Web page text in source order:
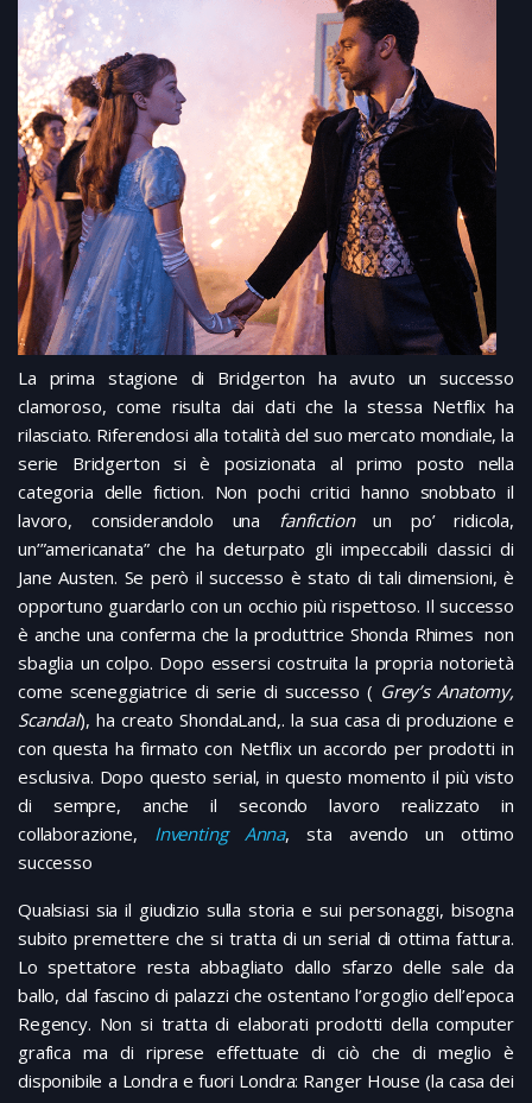
La prima stagione di Bridgerton ha avuto un successo
clamoroso, come risulta dai dati che la stessa Netflix ha
rilasciato. Riferendosi alla totalità del suo mercato mondiale, la
serie Bridgerton si è posizionata al primo posto nella
categoria delle fiction. Non pochi critici hanno snobbato il
lavoro, considerandolo una fanfictionun po’ ridicola,
un’”americanata” che ha deturpato gli impeccabili classici di
Jane Austen. Se però il successo è stato di tali dimensioni, è
opportuno guardarlo con un occhio più rispettoso. Il successo
è anche una conferma che la produttrice Shonda Rhimes non
sbaglia un colpo. Dopo essersi costruita la propria notorietà
come sceneggiatrice di serie di successo ( Grey’s Anatomy,
Scandal), ha creato ShondaLand,. la sua casa di produzione e
con questa ha firmato con Netflix un accordo per prodotti in
esclusiva. Dopo questo serial, in questo momento il più visto
di sempre, anche il secondo lavoro realizzato in
collaborazione, Inventing Anna, sta avendo un ottimo
successo
Qualsiasi sia il giudizio sulla storia e sui personaggi, bisogna
subito premettere che si tratta di un serial di ottima fattura.
Lo spettatore resta abbagliato dallo sfarzo delle sale da
ballo, dal fascino di palazzi che ostentano l’orgoglio dell’epoca
Regency. Non si tratta di elaborati prodotti della computer
grafica ma di riprese effettuate di ciò che di meglio è
disponibile a Londra e fuori Londra: Ranger House (la casa dei